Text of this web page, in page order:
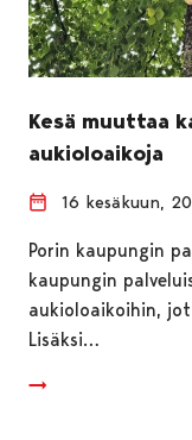
Kesä muuttaa
aukioloaikoja
16 kesäkuun,
Porin kaupungin
kaupungin
aukioloaikoihin,
Lisäksi…